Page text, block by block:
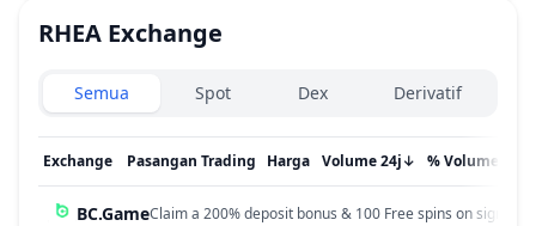
RHEA Exchange
Exchanges type
Semua Spot Dex Derivatif
Exchange Pasangan Trading Harga ↓
Volume 24j % Volume
BC.GameClaim a 200% deposit bonus & 100 Free spins on sign up!